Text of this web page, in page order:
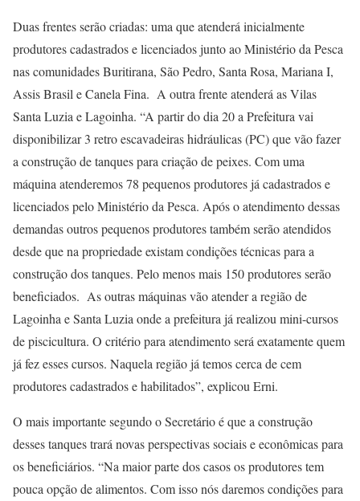
Duas frentes serão criadas: uma que atenderá inicialmente
produtores cadastrados e licenciados junto ao Ministério da Pesca
nas comunidades Buritirana, São Pedro, Santa Rosa, Mariana I,
Assis Brasil e Canela Fina. A outra frente atenderá as Vilas
Santa Luzia e Lagoinha. “A partir do dia 20 a Prefeitura vai
disponibilizar 3 retro escavadeiras hidráulicas (PC) que vão fazer
a construção de tanques para criação de peixes. Com uma
máquina atenderemos 78 pequenos produtores já cadastrados e
licenciados pelo Ministério da Pesca. Após o atendimento dessas
demandas outros pequenos produtores também serão atendidos
desde que na propriedade existam condições técnicas para a
construção dos tanques. Pelo menos mais 150 produtores serão
beneficiados. As outras máquinas vão atender a região de
Lagoinha e Santa Luzia onde a prefeitura já realizou mini-cursos
de piscicultura. O critério para atendimento será exatamente quem
já fez esses cursos. Naquela região já temos cerca de cem
produtores cadastrados e habilitados”, explicou Erni.
O mais importante segundo o Secretário é que a construção
desses tanques trará novas perspectivas sociais e econômicas para
os beneficiários. “Na maior parte dos casos os produtores tem
pouca opção de alimentos. Com isso nós daremos condições para